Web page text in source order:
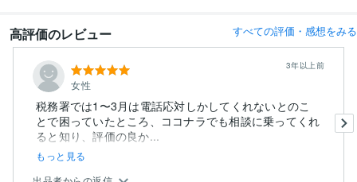
高評価のレビュー すべての評価・感想をみる
女性
3年以上前
税務署では1〜3月は電話応対しかしてくれないとのこ
とで困っていたところ、ココナラでも相談に乗ってくれ
ると知り、評価の良か...
もっと見る